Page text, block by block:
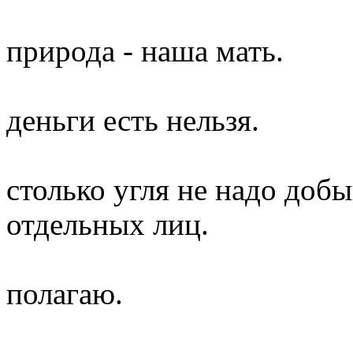
природа - наша мать.
деньги есть нельзя.
столько угля не надо
отдельных лиц.
полагаю.